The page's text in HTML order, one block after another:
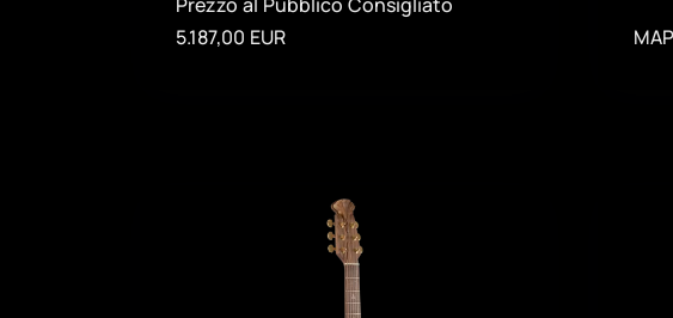
5.187,00 EUR